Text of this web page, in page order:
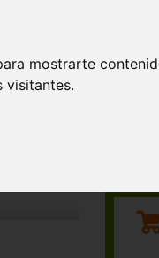
mostrarte
visitantes.